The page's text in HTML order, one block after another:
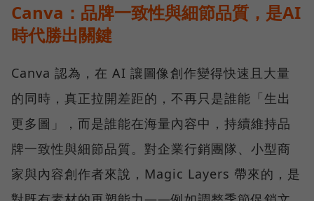
Canva：品牌一致性與細節品質，是AI
時代勝出關鍵
Canva 認為，在 AI 讓圖像創作變得快速且大量
的同時，真正拉開差距的，不再只是誰能「生出
更多圖」，而是誰能在海量內容中，持續維持品
牌一致性與細節品質。對企業行銷團隊、小型商
家與內容創作者來說，Magic Layers 帶來的，是